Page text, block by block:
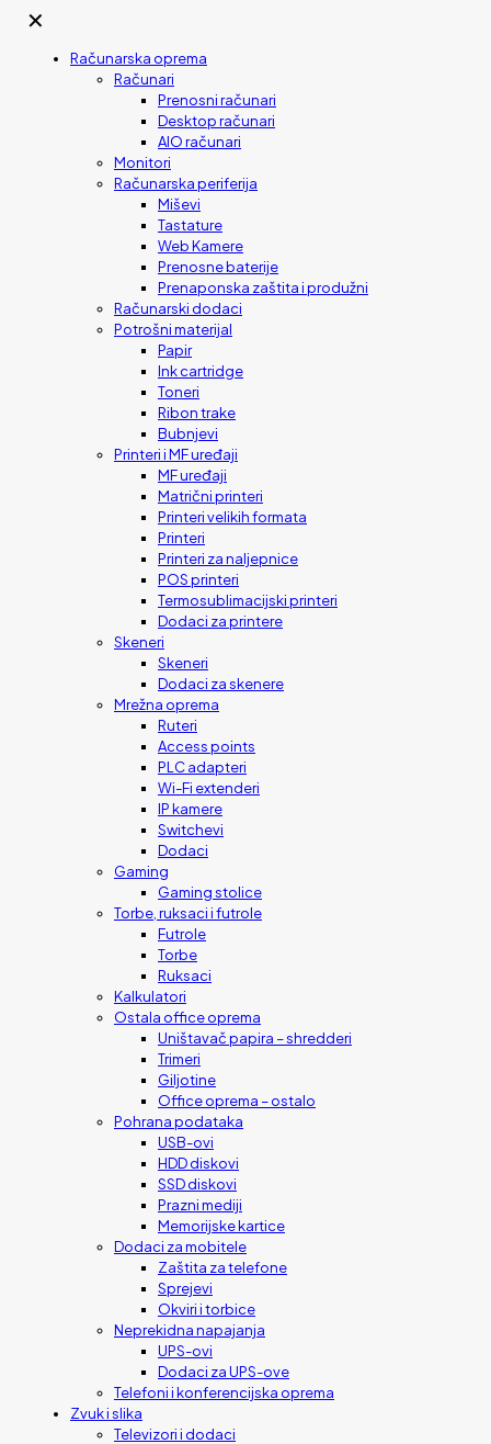
✕
Računarska oprema
Računari
Prenosni računari
Desktop računari
AIO računari
Monitori
Računarska periferija
Miševi
Tastature
Web Kamere
Prenosne baterije
Prenaponska zaštita i produžni
Računarski dodaci
Potrošni materijal
Papir
Ink cartridge
Toneri
Ribon trake
Bubnjevi
Printeri i MF uređaji
MF uređaji
Matrični printeri
Printeri velikih formata
Printeri
Printeri za naljepnice
POS printeri
Termosublimacijski printeri
Dodaci za printere
Skeneri
Skeneri
Dodaci za skenere
Mrežna oprema
Ruteri
Access points
PLC adapteri
Wi-Fi extenderi
IP kamere
Switchevi
Dodaci
Gaming
Gaming stolice
Torbe, ruksaci i futrole
Futrole
Torbe
Ruksaci
Kalkulatori
Ostala office oprema
Uništavač papira – shredderi
Trimeri
Giljotine
Office oprema – ostalo
Pohrana podataka
USB-ovi
HDD diskovi
SSD diskovi
Prazni mediji
Memorijske kartice
Dodaci za mobitele
Zaštita za telefone
Sprejevi
Okviri i torbice
Neprekidna napajanja
UPS-ovi
Dodaci za UPS-ove
Telefoni i konferencijska oprema
Zvuk i slika
Televizori i dodaci